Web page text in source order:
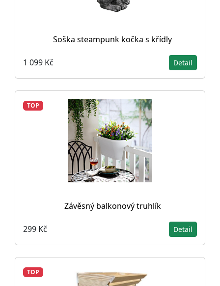
Soška steampunk kočka s křídly
1 099 Kč Detail
TOP
Závěsný balkonový truhlík
299 Kč Detail
TOP